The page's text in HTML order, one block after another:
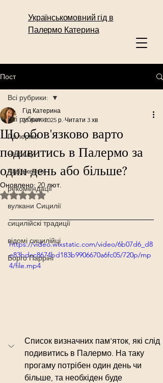
Українськомовний гід в
Палермо Катерина
Пост
Всі рубрики:
Палермо
Чефалу
Агрідженто
рекомендації
вулкани Сицилії
сицилійскі традиції
відомі сицилійці
Борго Парріні
Всі рубрики:
Що обов'язково варто
подивитись в Палермо за
один день або більше?
Гід Катерина
26 лют. 2025 р. Читати 3 хв
Оновлено: 20 лют.
Оцінка: NaN з 5 зірок.
https://video.wixstatic.com/video/6b07d6_d8
e83bdcc8674bd183b9906670a6fc05/720p/mp
4/file.mp4
Список визначних пам'яток, які слід
подивитись в Палермо. На таку
прогаму потрібен один день чи
більше, та необхіден буде